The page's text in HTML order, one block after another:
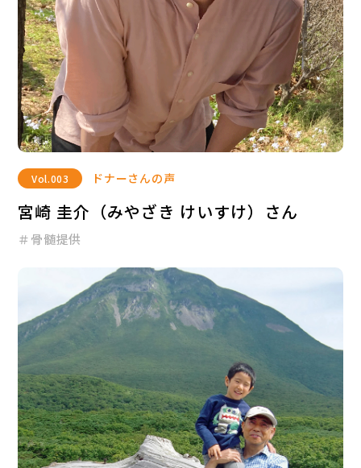
Vol.003 ドナーさんの声
宮崎 圭介（みやざき けいすけ）さん
＃骨髄提供